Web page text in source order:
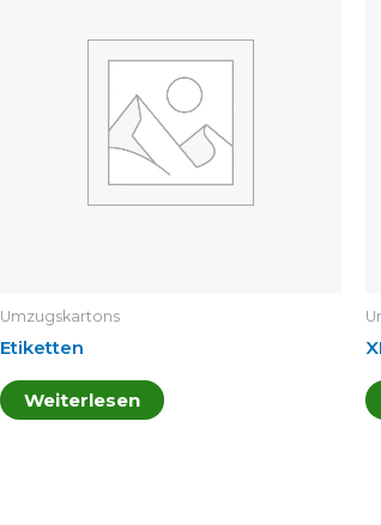
Umzugskartons
Etiketten
Weiterlesen